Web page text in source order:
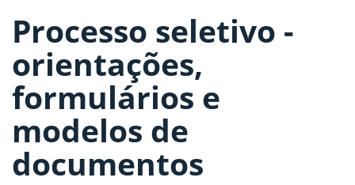
Processo seletivo -
orientações,
formulários e
modelos de
documentos